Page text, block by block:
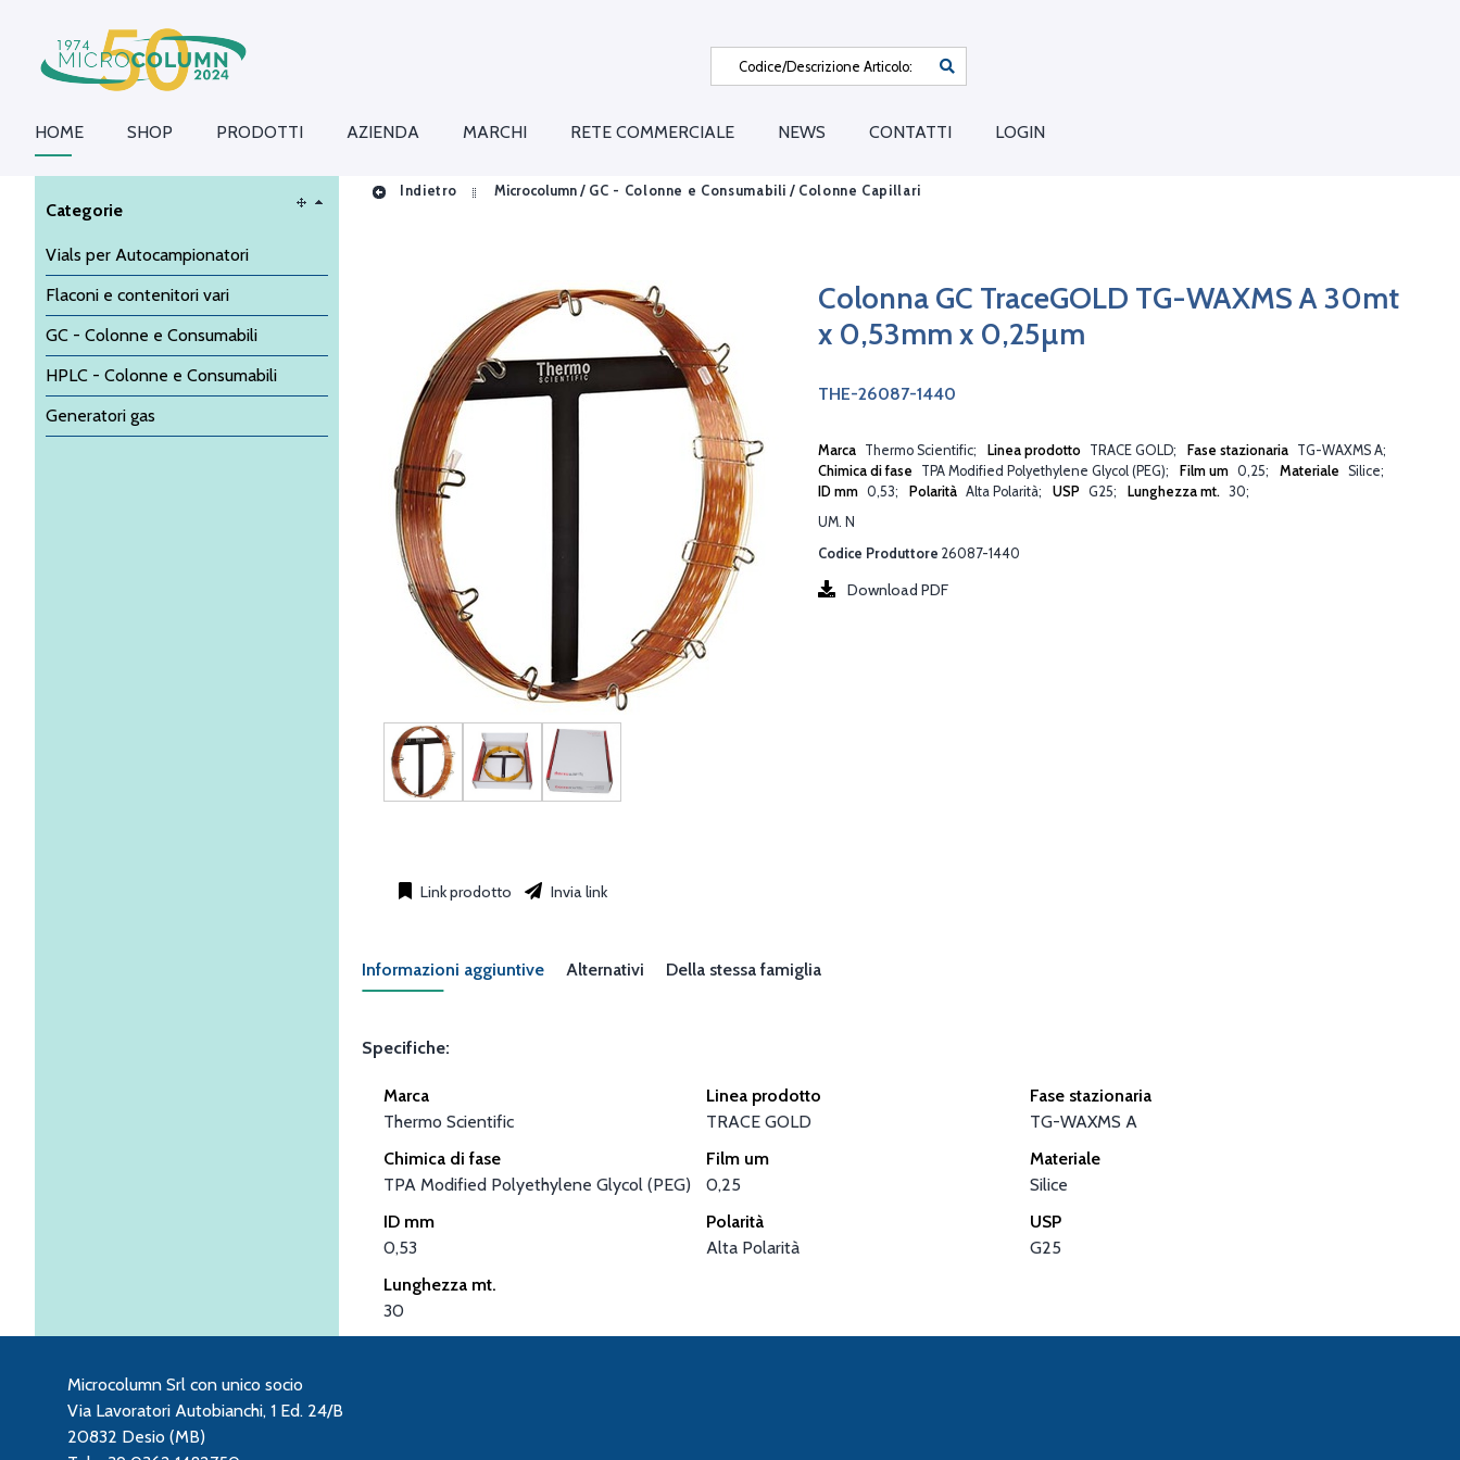
HOME SHOP PRODOTTI AZIENDA MARCHI RETE COMMERCIALE NEWS CONTATTI LOGIN
Categorie
Vials per Autocampionatori
Flaconi e contenitori vari
GC - Colonne e Consumabili
HPLC - Colonne e Consumabili
Generatori gas
Indietro Microcolumn / GC - Colonne e Consumabili / Colonne Capillari
Colonna GC TraceGOLD TG-WAXMS A 30mt
x 0,53mm x 0,25µm
THE-26087-1440
Marca Thermo Scientific Linea prodotto TRACE GOLD Fase stazionaria TG-WAXMS A
Chimica di fase
TPA Modified Polyethylene Glycol (PEG) Film um 0,25 Materiale Silice
ID mm 0,53 Polarità Alta Polarità USP G25 Lunghezza mt. 30
UM. N
Download PDF
Codice Produttore 26087-1440
Link prodotto Invia link
Informazioni aggiuntive Alternativi Della stessa famiglia
Specifiche:
Marca
Thermo Scientific
Linea prodotto
TRACE GOLD
Fase stazionaria
TG-WAXMS A
Chimica di fase
TPA Modified Polyethylene Glycol (PEG)
Film um
0,25
Materiale
Silice
ID mm
0,53
Polarità
Alta Polarità
USP
G25
Lunghezza mt.
30
Microcolumn Srl con unico socio
Via Lavoratori Autobianchi, 1 Ed. 24/B
20832 Desio (MB)